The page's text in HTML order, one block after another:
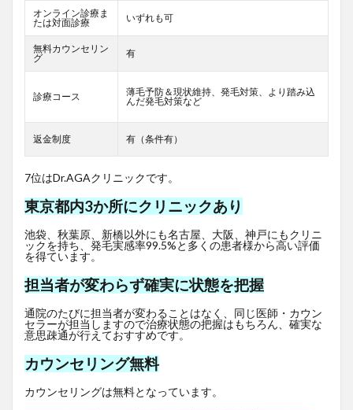
オンライン診療ま
たは対面診療
いずれも可
無料カウンセリン
グ
有
診療コース
薄毛予防＆現状維持、発毛対策、より踏み込
んだ発毛対策など
返金制度 有（条件有）
7位はDr.AGAクリニックです。
東京都内3か所にクリニックあり
池袋、秋葉原、新橋以外にも名古屋、大阪、神戸にもクリニ
ックを持ち、発毛実感率99.5%と多くの患者様から高い評価
を得ています。
担当者が変わらず確実に状態を把握
通院のたびに担当者が変わることはなく、同じ医師・カウン
セラーが担当しますので治療状態の把握はもちろん、確実な
意思疎通が行えておすすめです。
カウンセリング無料
カウンセリングは無料となっています。